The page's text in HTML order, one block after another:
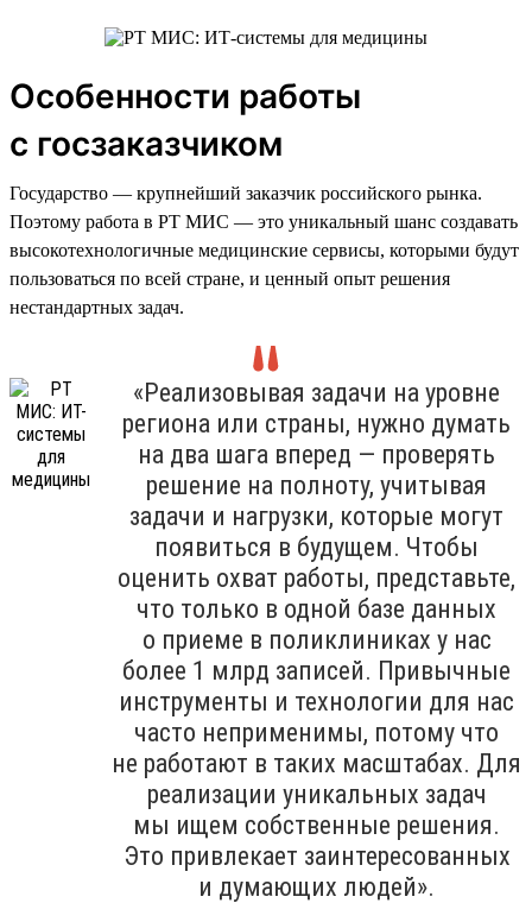
Особенности работы
с госзаказчиком
Государство — крупнейший заказчик российского рынка.
Поэтому работа в РТ МИС — это уникальный шанс создавать
высокотехнологичные медицинские сервисы, которыми будут
пользоваться по всей стране, и ценный опыт решения
нестандартных задач.
«Реализовывая задачи на уровне
региона или страны, нужно думать
на два шага вперед — проверять
решение на полноту, учитывая
задачи и нагрузки, которые могут
появиться в будущем. Чтобы
оценить охват работы, представьте,
что только в одной базе данных
о приеме в поликлиниках у нас
более 1 млрд записей. Привычные
инструменты и технологии для нас
часто неприменимы, потому что
не работают в таких масштабах. Для
реализации уникальных задач
мы ищем собственные решения.
Это привлекает заинтересованных
и думающих людей».